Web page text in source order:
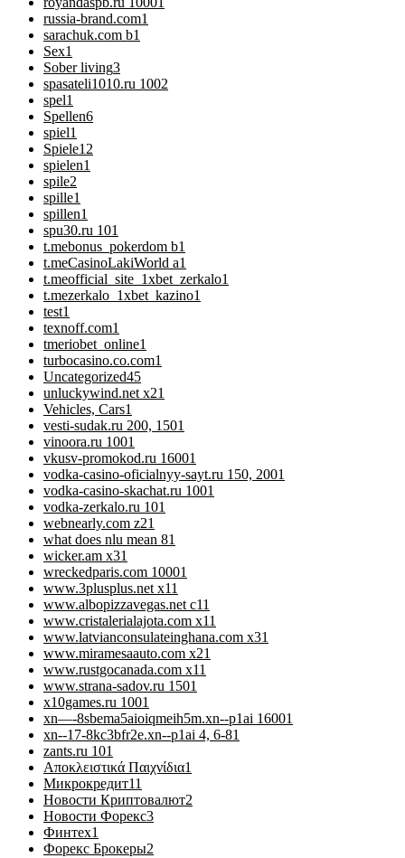
russia-brand.com1
sarachuk.com b1
Sex1
Sober living3
spasateli1010.ru 1002
spel1
Spellen6
spiel1
Spiele12
spielen1
spile2
spille1
spillen1
spu30.ru 101
t.mebonus_pokerdom b1
t.meCasinoLakiWorld a1
t.meofficial_site_1xbet_zerkalo1
t.mezerkalo_1xbet_kazino1
test1
texnoff.com1
tmeriobet_online1
turbocasino.co.com1
Uncategorized45
unluckywind.net x21
Vehicles, Cars1
vesti-sudak.ru 200, 1501
vinoora.ru 1001
vkusv-promokod.ru 16001
vodka-casino-oficialnyy-sayt.ru 150, 2001
vodka-casino-skachat.ru 1001
vodka-zerkalo.ru 101
webnearly.com z21
what does nlu mean 81
wicker.am x31
wreckedparis.com 10001
www.3plusplus.net x11
www.albopizzavegas.net c11
www.cristalerialajota.com x11
www.latvianconsulateinghana.com x31
www.miramesaauto.com x21
www.rustgocanada.com x11
www.strana-sadov.ru 1501
x10games.ru 1001
xn—-8sbema5aioiqmeih5m.xn--p1ai 16001
xn--17-8kc3bfr2e.xn--p1ai 4, 6-81
zants.ru 101
Αποκλειστικά Παιχνίδια1
Микрокредит11
Новости Криптовалют2
Новости Форекс3
Финтех1
Форекс Брокеры2